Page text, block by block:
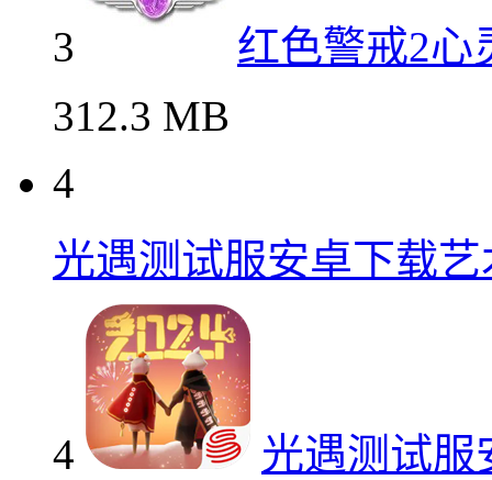
3
红色警戒2心
312.3 MB
4
光遇测试服安卓下载
4
光遇测试服